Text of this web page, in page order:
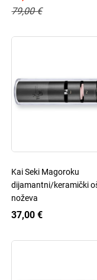
79,00 €
Kai Seki Magoroku
dijamantni/keramički
noževa
37,00 €